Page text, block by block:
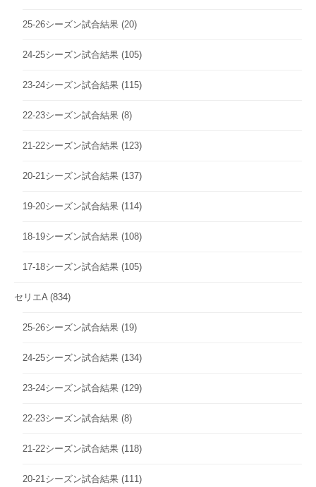
25-26シーズン試合結果 (20)
24-25シーズン試合結果 (105)
23-24シーズン試合結果 (115)
22-23シーズン試合結果 (8)
21-22シーズン試合結果 (123)
20-21シーズン試合結果 (137)
19-20シーズン試合結果 (114)
18-19シーズン試合結果 (108)
17-18シーズン試合結果 (105)
セリエA (834)
25-26シーズン試合結果 (19)
24-25シーズン試合結果 (134)
23-24シーズン試合結果 (129)
22-23シーズン試合結果 (8)
21-22シーズン試合結果 (118)
20-21シーズン試合結果 (111)